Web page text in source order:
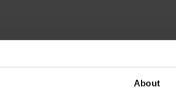
About